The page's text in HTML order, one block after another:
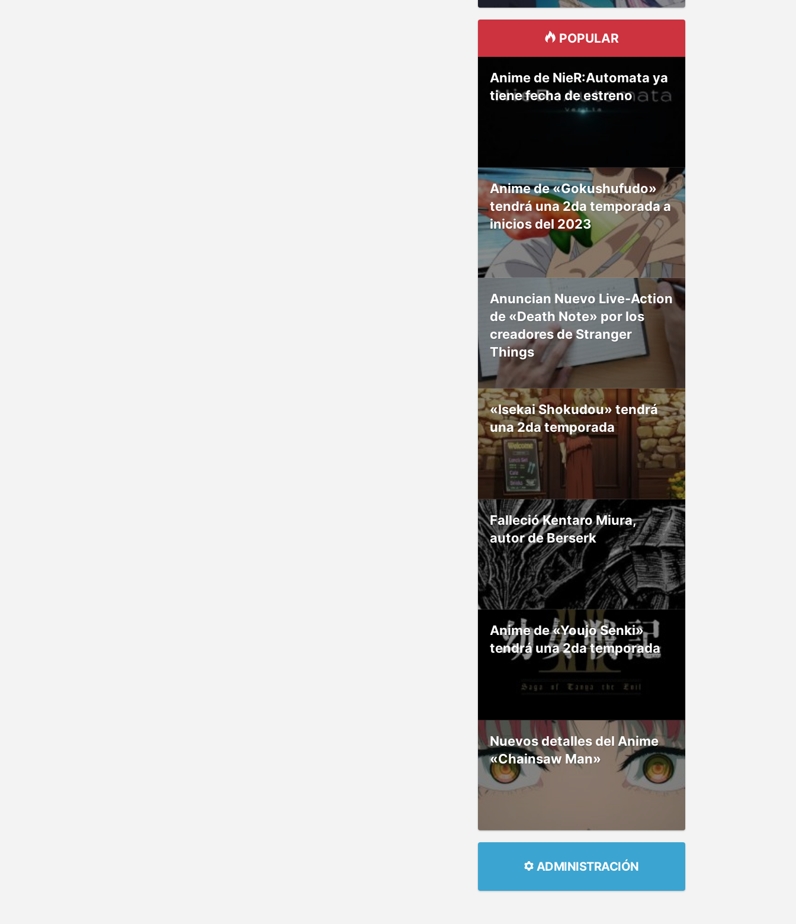
POPULAR
Anime de NieR:Automata ya
tiene fecha de estreno
Anime de «Gokushufudo»
tendrá una 2da temporada a
inicios del 2023
Anuncian Nuevo Live-Action
de «Death Note» por los
creadores de Stranger
Things
«Isekai Shokudou» tendrá
una 2da temporada
Falleció Kentaro Miura,
autor de Berserk
Anime de «Youjo Senki»
tendrá una 2da temporada
Nuevos detalles del Anime
«Chainsaw Man»
ADMINISTRACIÓN